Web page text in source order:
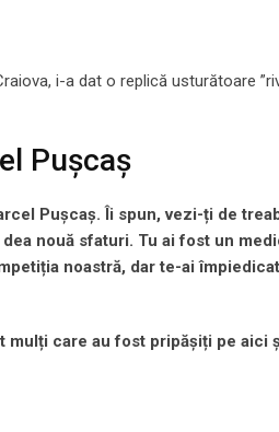
i-a dat o replică usturătoare
Pușcaș
Pușcaș. Îi spun, vezi-ți de
nouă sfaturi. Tu ai fost un
noastră, dar te-ai
mulți care au fost pripășiți pe aici